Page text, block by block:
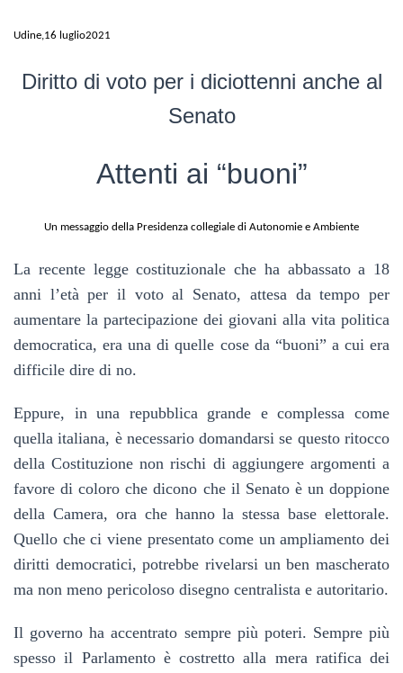
Udine,16 luglio2021
Diritto di voto per i diciottenni anche al
Senato
Attenti ai “buoni”
Un messaggio della Presidenza collegiale di Autonomie e Ambiente
La recente legge costituzionale che ha abbassato a 18
anni l’età per il voto al Senato, attesa da tempo per
aumentare la partecipazione dei giovani alla vita politica
democratica, era una di quelle cose da “buoni” a cui era
difficile dire di no.
Eppure, in una repubblica grande e complessa come
quella italiana, è necessario domandarsi se questo ritocco
della Costituzione non rischi di aggiungere argomenti a
favore di coloro che dicono che il Senato è un doppione
della Camera, ora che hanno la stessa base elettorale.
Quello che ci viene presentato come un ampliamento dei
diritti democratici, potrebbe rivelarsi un ben mascherato
ma non meno pericoloso disegno centralista e autoritario.
Il governo ha accentrato sempre più poteri. Sempre più
spesso il Parlamento è costretto alla mera ratifica dei